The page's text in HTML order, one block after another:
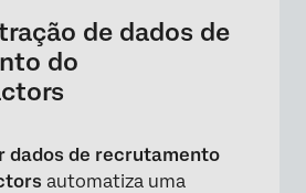
uma Tarefa de extração de
do SuccessFactors
das tarefas do
de dados de
do
dados de recrutamento
automatiza uma